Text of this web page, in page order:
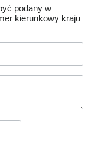
podany w
kierunkowy kraju